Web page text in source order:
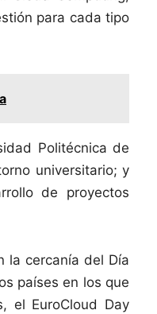
para cada tipo
Politécnica de
universitario; y
de proyectos
la cercanía del Día
países en los que
el EuroCloud Day